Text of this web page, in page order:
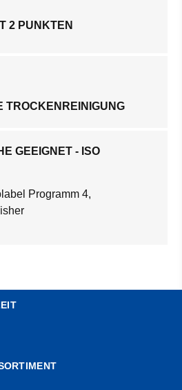
2 PUNKTEN
TROCKENREINIGUNG
GEEIGNET - ISO
Programm 4,